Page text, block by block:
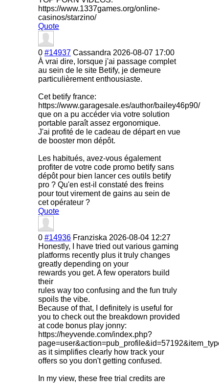
https://www.1337games.org/online-
casinos/starzino/
Quote
0 #14937 Cassandra 2026-08-07 17:00
À vrai dire, lorsque j'ai passage complet
au sein de le site Betify, je demeure
particulièrement enthousiaste.
Cet betify france:
https://www.garagesale.es/author/bailey46p90/
que on a pu accéder via votre solution
portable paraît assez ergonomique.
J'ai profité de le cadeau de départ en vue
de booster mon dépôt.
Les habitués, avez-vous également
profiter de votre code promo betify sans
dépôt pour bien lancer ces outils betify
pro ? Qu'en est-il constaté des freins
pour tout virement de gains au sein de
cet opérateur ?
Quote
0 #14936 Franziska 2026-08-04 12:27
Honestly, I have tried out various gaming
platforms recently plus it truly changes
greatly depending on your
rewards you get. A few operators build
their
rules way too confusing and the fun truly
spoils the vibe.
Because of that, I definitely is useful for
you to check out the breakdown provided
at code bonus play jonny:
https://heyvende.com/index.php?
as it simplifies clearly how track your
offers so you don't getting confused.
In my view, these free trial credits are